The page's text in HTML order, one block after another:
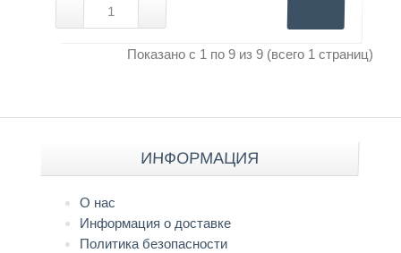
Показано с 1 по 9 из 9 (всего 1 страниц)
ИНФОРМАЦИЯ
О нас
Информация о доставке
Политика безопасности